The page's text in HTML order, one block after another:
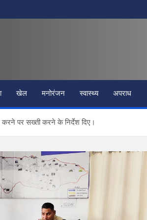
खेल मनोरंजन स्वास्थ्य अपराध
करने पर सख्ती करने के निर्देश दिए।